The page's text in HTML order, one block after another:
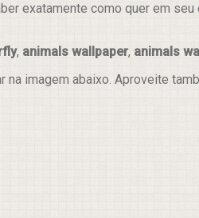
exatamente como quer em seu
, animals wallpaper, animals
imagem abaixo. Aproveite